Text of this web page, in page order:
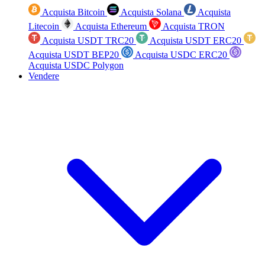
Acquista Bitcoin Acquista Solana
Acquista
Litecoin
Acquista Ethereum
Acquista TRON
Acquista USDT TRC20
Acquista USDT ERC20
Acquista USDT BEP20
Acquista USDC ERC20
Acquista USDC Polygon
Vendere